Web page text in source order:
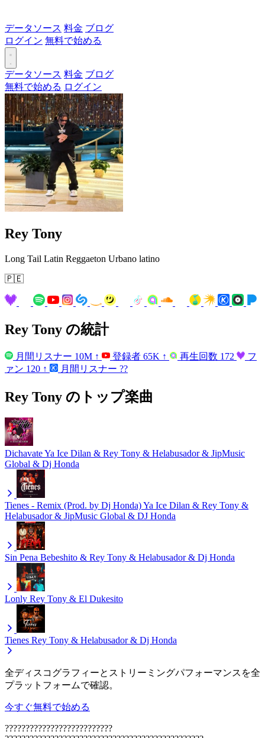
データソース 料金 ブログ
ログイン 無料で始める
データソース 料金 ブログ
無料で始める ログイン
Rey Tony
Long Tail Latin Reggaeton Urbano latino
🇵🇪
Rey Tony の統計
月間リスナー 10M ↑ 登録者 65K ↑ 再生回数 172
フ
ァン 120 ↑ 月間リスナー ??
Rey Tony のトップ楽曲
DichavateYa Ice Dilan & Rey Tony & Helabusador & JipMusic
Global & Dj Honda
Tienes - Remix (Prod. by Dj Honda)Ya Ice Dilan & Rey Tony &
Helabusador & JipMusic Global & DJ Honda
Sin Pena Bebeshito & Rey Tony & Helabusador & Dj Honda
Lonly Rey Tony & El Dukesito
Tienes Rey Tony & Helabusador & Dj Honda
全ディスコグラフィーとストリーミングパフォーマンスを全
プラットフォームで確認。
今すぐ無料で始める
??????????????????????????